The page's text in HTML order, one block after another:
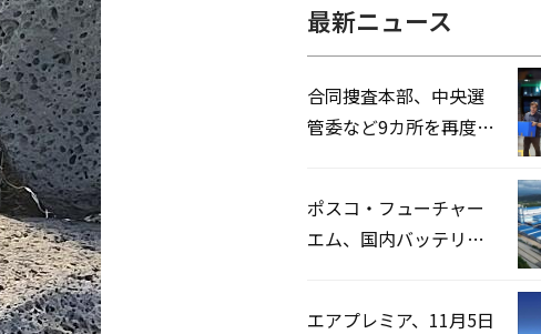
最新ニュース
合同捜査本部、中央選
管委など9カ所を再度家
ポスコ・フューチャー
エム、国内バッテリー
エアプレミア、11月5日